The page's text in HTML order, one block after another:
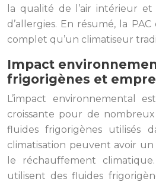
la qualité de l’air intérieur
d’allergies. En résumé, la
complet qu’un climatiseur
Impact
frigorigènes et
L’impact environnemental
croissante pour de
fluides frigorigènes utilisés
climatisation peuvent avoir
le réchauffement
utilisent des fluides